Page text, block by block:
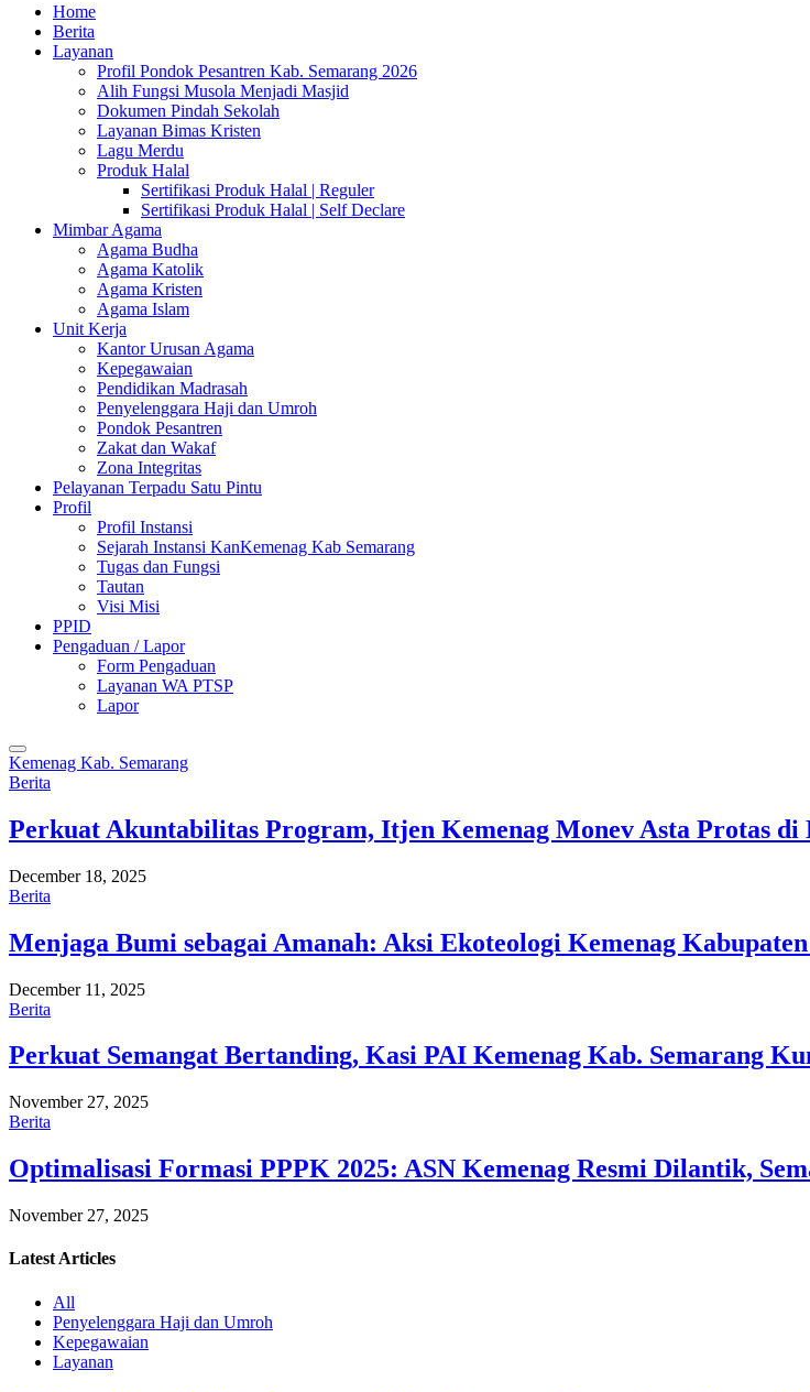
Home
Berita
Layanan
Profil Pondok Pesantren Kab. Semarang 2026
Alih Fungsi Musola Menjadi Masjid
Dokumen Pindah Sekolah
Layanan Bimas Kristen
Lagu Merdu
Produk Halal
Sertifikasi Produk Halal | Reguler
Sertifikasi Produk Halal | Self Declare
Mimbar Agama
Agama Budha
Agama Katolik
Agama Kristen
Agama Islam
Unit Kerja
Kantor Urusan Agama
Kepegawaian
Pendidikan Madrasah
Penyelenggara Haji dan Umroh
Pondok Pesantren
Zakat dan Wakaf
Zona Integritas
Pelayanan Terpadu Satu Pintu
Profil
Profil Instansi
Sejarah Instansi KanKemenag Kab Semarang
Tugas dan Fungsi
Tautan
Visi Misi
PPID
Pengaduan / Lapor
Form Pengaduan
Layanan WA PTSP
Lapor
Kemenag Kab. Semarang
Berita
Perkuat Akuntabilitas Program, Itjen Kemenag Monev Asta Protas di
December 18, 2025
Berita
Menjaga Bumi sebagai Amanah: Aksi Ekoteologi Kemenag
December 11, 2025
Berita
Perkuat Semangat Bertanding, Kasi PAI Kemenag Kab. Semarang
November 27, 2025
Berita
Optimalisasi Formasi PPPK 2025: ASN Kemenag Resmi Dilantik,
November 27, 2025
Latest Articles
All
Penyelenggara Haji dan Umroh
Kepegawaian
Layanan